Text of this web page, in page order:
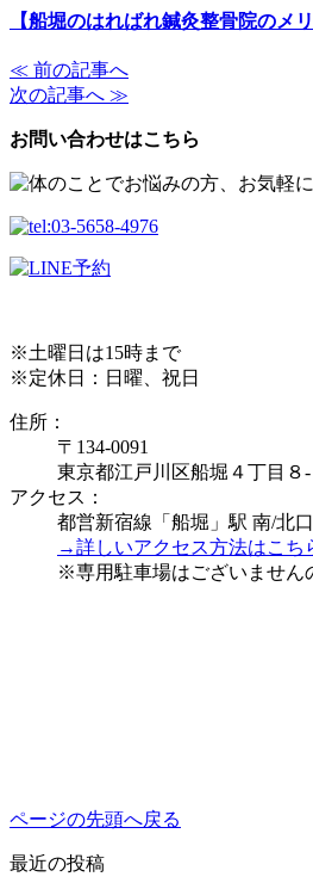
【船堀のはればれ鍼灸整骨院のメ
≪ 前の記事へ
次の記事へ ≫
お問い合わせはこちら
※土曜日は15時まで
※定休日：日曜、祝日
住所：
〒134-0091
東京都江戸川区船堀４丁目８-
アクセス：
都営新宿線「船堀」駅 南/北
→詳しいアクセス方法はこち
※専用駐車場はございません
ページの先頭へ戻る
最近の投稿